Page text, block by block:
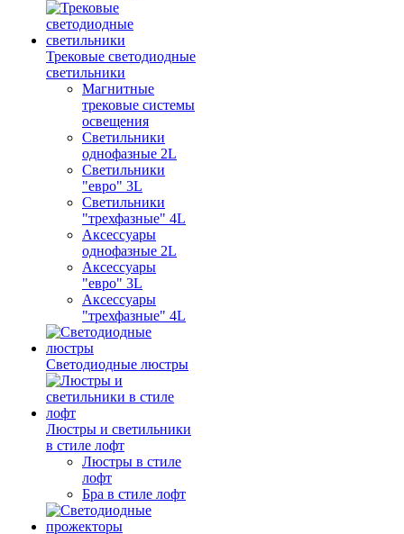
Трековые светодиодные
светильники
Магнитные
трековые системы
освещения
Светильники
однофазные 2L
Светильники
"евро" 3L
Светильники
"трехфазные" 4L
Аксессуары
однофазные 2L
Аксессуары
"евро" 3L
Аксессуары
"трехфазные" 4L
Светодиодные люстры
Люстры и светильники
в стиле лофт
Люстры в стиле
лофт
Бра в стиле лофт